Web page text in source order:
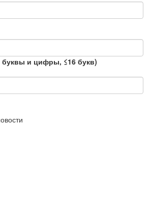
буквы и цифры, ≤16 букв)